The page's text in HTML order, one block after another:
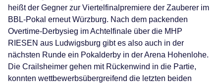
heißt der Gegner zur Viertelfinalpremiere der Zauberer im
BBL-Pokal erneut Würzburg. Nach dem packenden
Overtime-Derbysieg im Achtelfinale über die MHP
RIESEN aus Ludwigsburg gibt es also auch in der
nächsten Runde ein Pokalderby in der Arena Hohenlohe.
Die Crailsheimer gehen mit Rückenwind in die Partie,
konnten wettbewerbsübergreifend die letzten beiden